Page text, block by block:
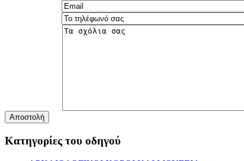
Αποστολή
Κατηγορίες του οδηγού